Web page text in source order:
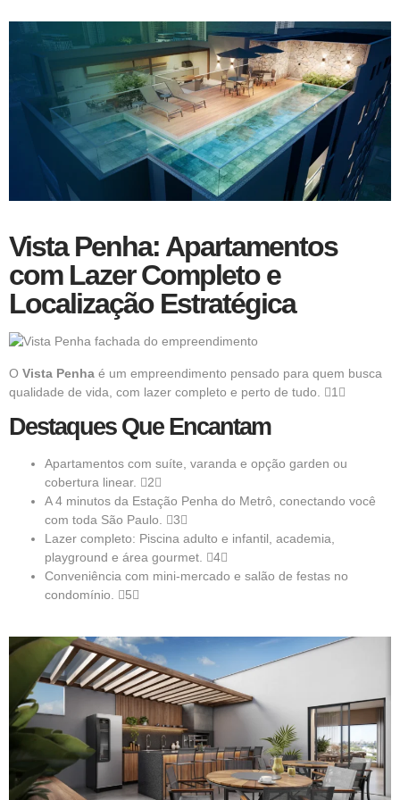
Vista Penha: Apartamentos
com Lazer Completo e
Localização Estratégica
O Vista Penha é um empreendimento pensado para quem busca
qualidade de vida, com lazer completo e perto de tudo. 1
Destaques Que Encantam
Apartamentos com suíte, varanda e opção garden ou
cobertura linear. 2
A 4 minutos da Estação Penha do Metrô, conectando você
com toda São Paulo. 3
Lazer completo: Piscina adulto e infantil, academia,
playground e área gourmet. 4
Conveniência com mini-mercado e salão de festas no
condomínio. 5